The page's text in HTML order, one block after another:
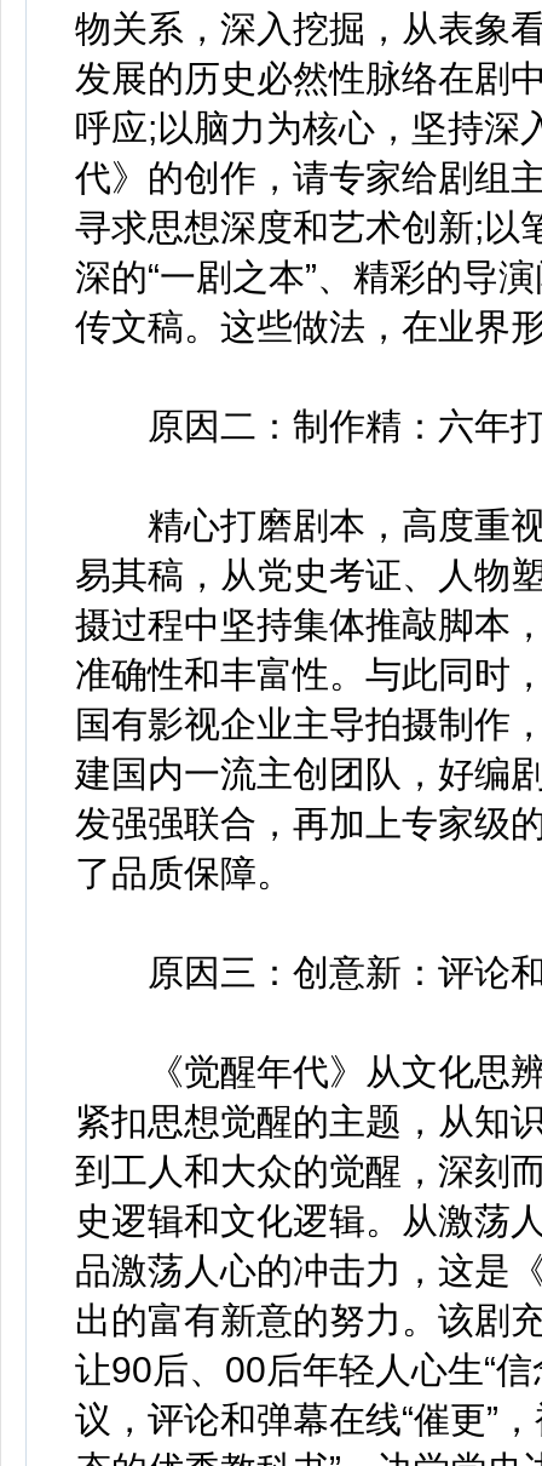
物关系，深入挖掘，从表象
发展的历史必然性脉络在剧
呼应;以脑力为核心，坚持深
代》的创作，请专家给剧组
寻求思想深度和艺术创新;以
深的“一剧之本”、精彩的导
传文稿。这些做法，在业界
原因二：制作精：六年打
精心打磨剧本，高度重视
易其稿，从党史考证、人物
摄过程中坚持集体推敲脚本
准确性和丰富性。与此同时
国有影视企业主导拍摄制作
建国内一流主创团队，好编
发强强联合，再加上专家级
了品质保障。
原因三：创意新：评论和
《觉醒年代》从文化思辨
紧扣思想觉醒的主题，从知
到工人和大众的觉醒，深刻
史逻辑和文化逻辑。从激荡
品激荡人心的冲击力，这是
出的富有新意的努力。该剧
让90后、00后年轻人心生“
议，评论和弹幕在线“催更”